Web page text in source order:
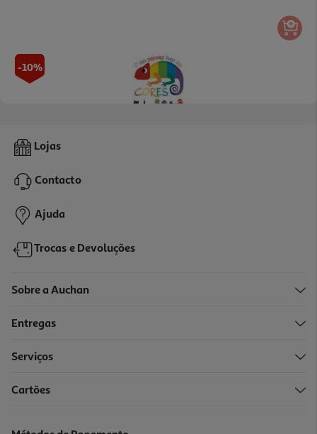
-10%
Livro O Meu Primeiro Livro Das Cores De Agnese Baruzzi
8,80 € PVP de editor
7,92 €
-10%
Lojas
Contacto
Ajuda
Trocas e Devoluções
Sobre a Auchan
Entregas
Serviços
Cartões